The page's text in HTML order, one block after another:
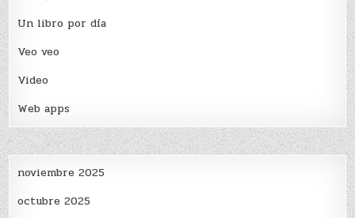
Un libro por día
Veo veo
Video
Web apps
noviembre 2025
octubre 2025